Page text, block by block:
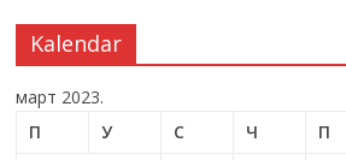
Kalendar
март 2023.
П
У С Ч П